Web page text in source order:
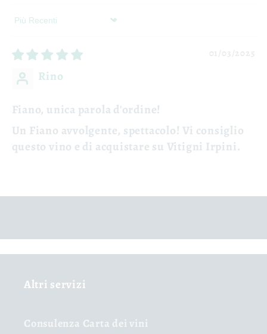
Sort by
Rino
Fiano, unica parola d'ordine!
Un Fiano avvolgente, spettacolo! Vi consiglio
questo vino e di acquistare su Vitigni Irpini.
Altri servizi
Consulenza Carta dei vini